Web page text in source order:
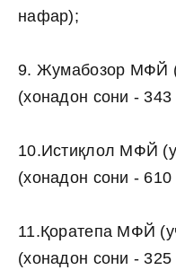
нафар);
9. Жумабозор МФЙ
(хонадон сони -
10.Истиқлол МФЙ
(хонадон сони -
11.Қоратепа МФЙ
(хонадон сони -